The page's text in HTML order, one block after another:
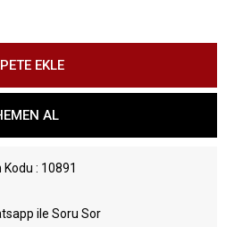
Kodu 10891
ile Soru Sor